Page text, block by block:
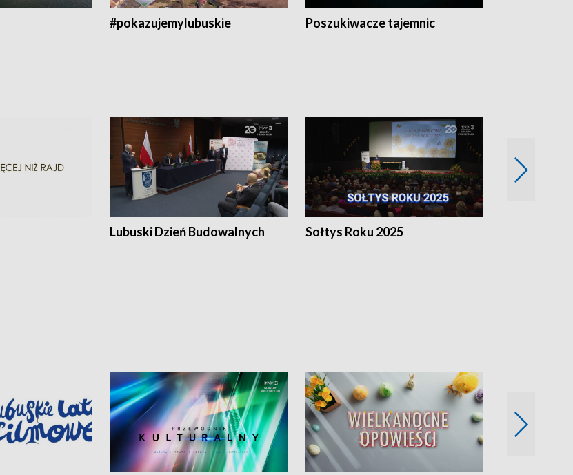
#pokazujemylubuskie Poszukiwacze tajemnic
Lubuski Dzień Budowalnych Sołtys Roku 2025